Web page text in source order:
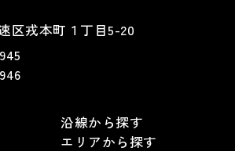
区戎本町１丁目5-20
沿線から探す
エリアから探す